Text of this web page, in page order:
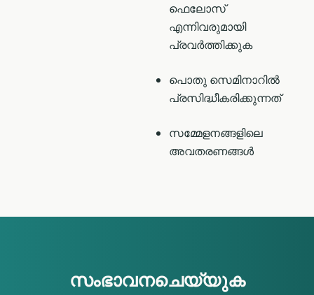
ഫെലോസ്
എന്നിവരുമായി
പ്രവർത്തിക്കുക
പൊതു സെമിനാറിൽ
പ്രസിദ്ധീകരിക്കുന്നത്
സമ്മേളനങ്ങളിലെ
അവതരണങ്ങൾ
സംഭാവനചെയ്യുക